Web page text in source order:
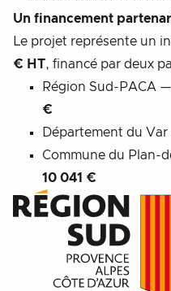
Un financement
Le projet représente un
€ HT, financé par deux
Région Sud-PACA —
€
Département du
Commune du Plan-
10 041 €